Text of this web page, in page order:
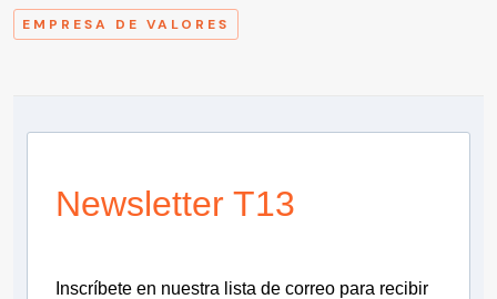
EMPRESA DE VALORES
Newsletter T13
Inscríbete en nuestra lista de correo para recibir